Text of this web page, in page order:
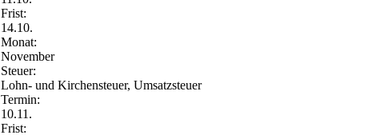
Frist:
14.10.
Monat:
November
Steuer:
Lohn- und Kirchensteuer, Umsatzsteuer
Termin:
10.11.
Frist: